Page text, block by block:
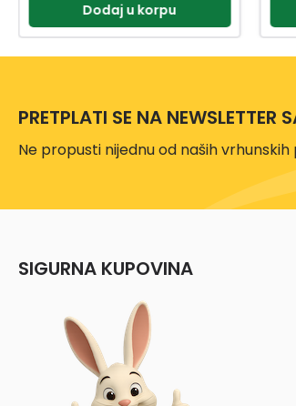
Dodaj u korpu
PRETPLATI SE NA NEWSLETTER
Ne propusti nijednu od naših vrhunskih
SIGURNA KUPOVINA